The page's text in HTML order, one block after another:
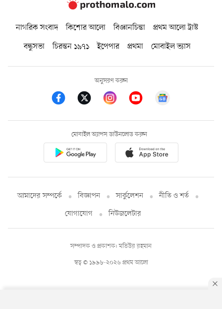
নাগরিক সংবাদ কিশোর আলো বিজ্ঞানচিন্তা
প্রথম আলো ট্রাস্ট
বন্ধুসভা
চিরন্তন ১৯৭১ ইপেপার প্রথমা মোবাইল ভ্যাস
অনুসরণ করুন
মোবাইল অ্যাপস ডাউনলোড করুন
আমাদের সম্পর্কে বিজ্ঞাপন সার্কুলেশন
নীতি ও শর্ত
যোগাযোগ
নিউজলেটার
স্বত্ব © ১৯৯৮-২০২৬ প্রথম আলো
সম্পাদক ও প্রকাশক: মতিউর রহমান